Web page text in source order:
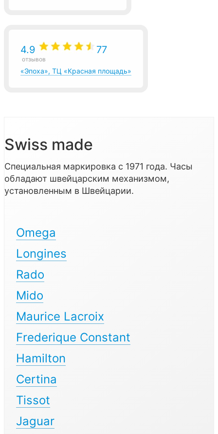
4.9 77
отзывов
«Эпоха», ТЦ «Красная площадь»
Swiss made
Специальная маркировка с 1971 года. Часы
обладают швейцарским механизмом,
установленным в Швейцарии.
Omega
Longines
Rado
Mido
Maurice Lacroix
Frederique Constant
Hamilton
Certina
Tissot
Jaguar